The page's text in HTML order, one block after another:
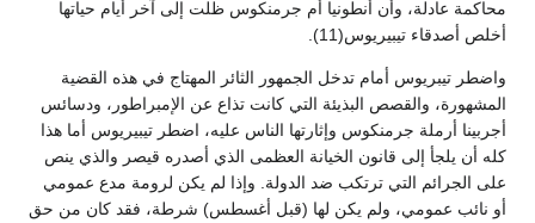
محاكمة عادلة، وأن أنطونيا أم جرمنكوس ظلت إلى آخر أيام حياتها
أخلص أصدقاء تيبيريوس(11).
واضطر تيبريوس أمام تدخل الجمهور الثائر المهتاج في هذه القضية
المشهورة، والقصص البذيئة التي كانت تذاع عن الإمبراطور، ودسائس
أجربينا أرملة جرمنكوس وإثارتها الناس عليه، اضطر تيبيريوس أما هذا
كله أن يلجأ إلى قانون الخيانة العظمى الذي أصدره قيصر والذي ينص
على الجرائم التي ترتكب ضد الدولة. وإذا لم يكن لرومة مدع عمومي
أو نائب عمومي، ولم يكن لها (قبل أغسطس) شرطة، فقد كان من حق